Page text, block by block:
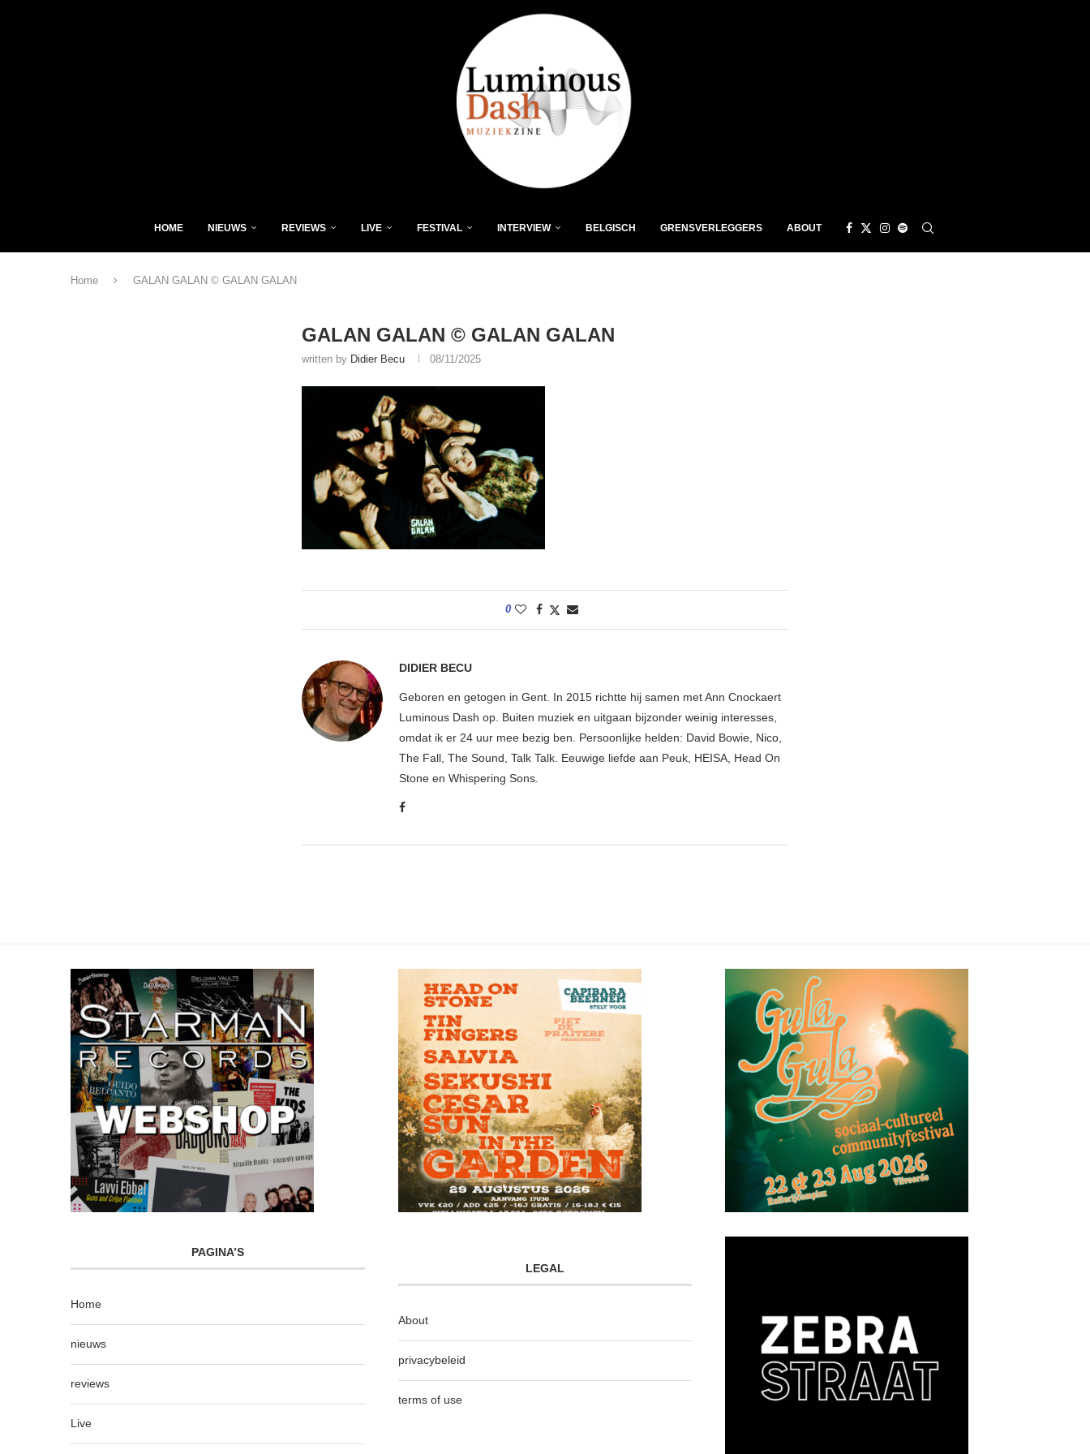
HOME NIEUWS REVIEWS LIVE FESTIVAL INTERVIEW BELGISCH GRENSVERLEGGERS ABOUT
Home GALAN GALAN © GALAN GALAN
GALAN GALAN © GALAN GALAN
written by Didier Becu 08/11/2025
0
DIDIER BECU
Geboren en getogen in Gent. In 2015 richtte hij samen met Ann Cnockaert
Luminous Dash op. Buiten muziek en uitgaan bijzonder weinig interesses,
omdat ik er 24 uur mee bezig ben. Persoonlijke helden: David Bowie, Nico,
The Fall, The Sound, Talk Talk. Eeuwige liefde aan Peuk, HEISA, Head On
Stone en Whispering Sons.
PAGINA’S
Home
nieuws
reviews
Live
LEGAL
About
privacybeleid
terms of use